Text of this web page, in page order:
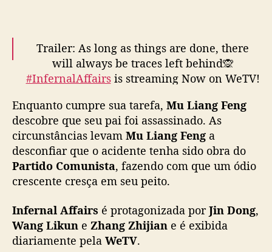
e
s
p
o
n
a
g
m
l
í
Trailer: As long as things are done, there
will always be traces left behind🙊
#InfernalAffairsis streaming Now on WeTV!
Starring#JinDong #WangLikun
(Available in ASEAN) #无间 #靳东 #王丽坤
#WeTV #WeTVAlwaysMore
pic.twitter.com/j4W6UHuMit
— WeTV.Official (@WeTVOfficial)March 30,
2023
Enquanto cumpre sua tarefa, Mu Liang Feng
descobre que seu pai foi assassinado. As
circunstâncias levam Mu Liang Feng a
desconfiar que o acidente tenha sido obra do
Partido Comunista, fazendo com que um ódio
crescente cresça em seu peito.
Infernal Affairs é protagonizada porJin Dong,
Wang Likun e Zhang Zhijian e é exibida
diariamente pela WeTV.